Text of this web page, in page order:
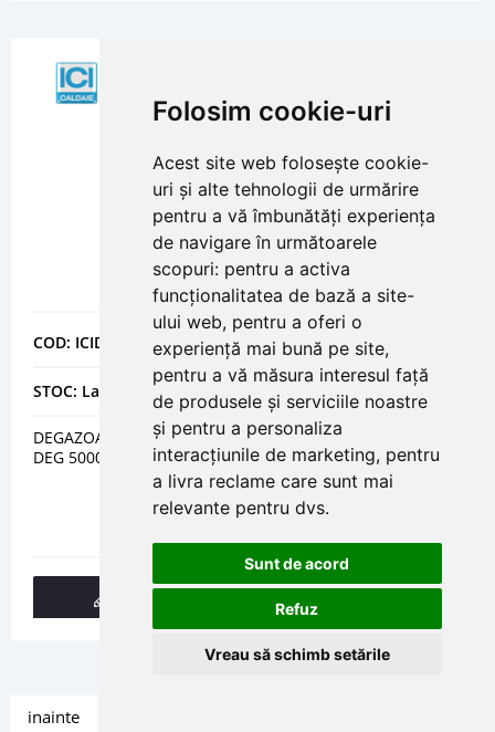
Folosim cookie-uri
Acest site web folosește cookie-
uri și alte tehnologii de urmărire
pentru a vă îmbunătăți experiența
de navigare în următoarele
scopuri: pentru a activa
funcționalitatea de bază a site-
ului web, pentru a oferi o
experiență mai bună pe site,
pentru a vă măsura interesul față
de produsele și serviciile noastre
și pentru a personaliza
interacțiunile de marketing, pentru
a livra reclame care sunt mai
relevante pentru dvs.
Sunt de acord
Refuz
Vreau să schimb setările
COD: ICIDEG5000
STOC: La comanda
DEGAZOARE ATMOSFERICE PENTRU CAZANE CU ABUR
DEG 5000 AISI 304
inainte